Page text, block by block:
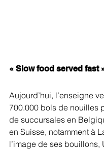
« Slow food served fast
Aujourd’hui, l’enseigne
700.000 bols de nouilles
de succursales en
en Suisse, notamment à
l’image de ses